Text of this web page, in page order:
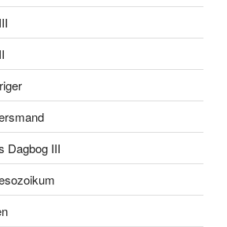
Dagbog III